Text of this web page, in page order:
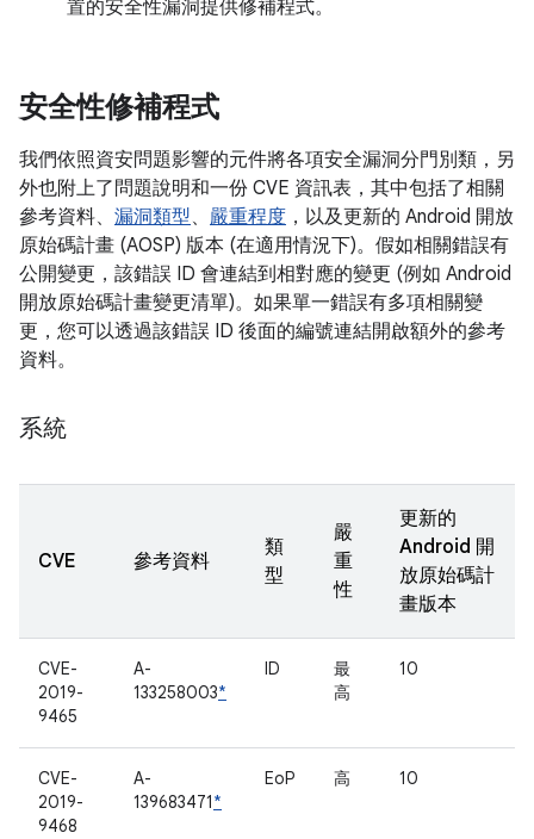
置的安全性漏洞提供修補程式。
安全性修補程式
我們依照資安問題影響的元件將各項安全漏洞分門別類，另
外也附上了問題說明和一份 CVE 資訊表，其中包括了相關
參考資料、 漏洞類型、 嚴重程度 ，以及更新的 Android 開放
原始碼計畫 (AOSP) 版本 (在適用情況下)。假如相關錯誤有
公開變更，該錯誤 ID 會連結到相對應的變更 (例如 Android
開放原始碼計畫變更清單)。如果單一錯誤有多項相關變
更，您可以透過該錯誤 ID 後面的編號連結開啟額外的參考
資料。
系統
CVE 參考資料
類
型
嚴
重
性
更新的
Android 開
放原始碼計
畫版本
CVE-
2019-
9465
A-
133258003*
ID
最
高
10
CVE-
2019-
9468
A-
139683471*
EoP 高 10